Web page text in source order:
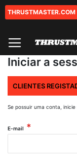
Conteúdo
THRUSTMASTER.COM
Iniciar a
CLIENTES
Se possuir uma conta,
E-mail